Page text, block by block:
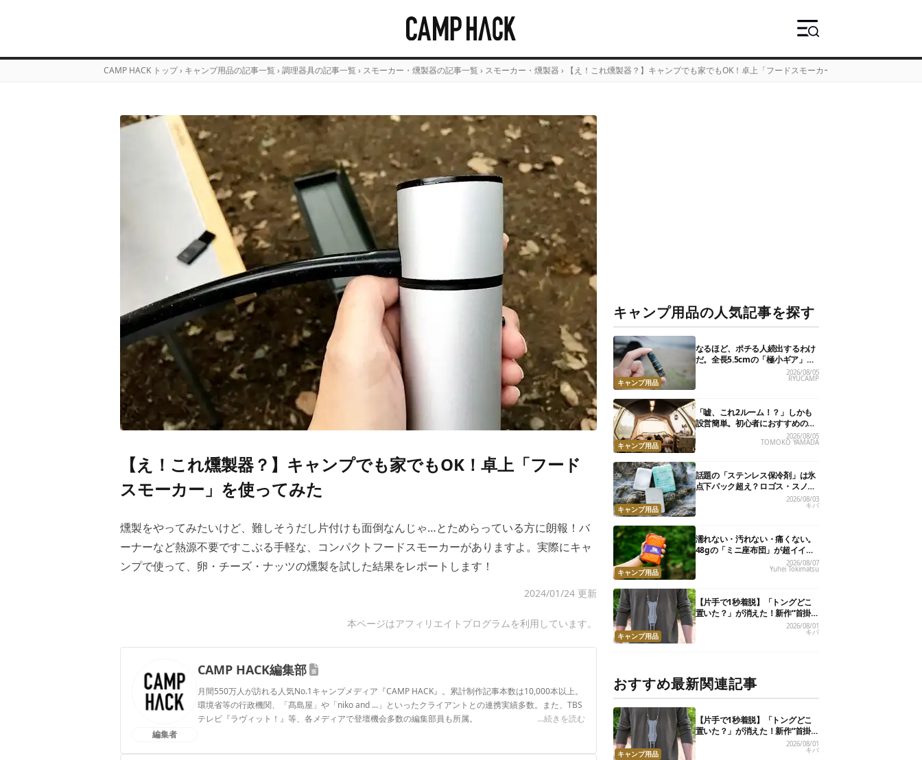
CAMP HACK トップ › キャンプ用品の記事一覧 › 調理器具の記事一覧 › スモーカー・燻製器の記事一覧 › スモーカー・燻製器 › 【え！これ燻製器？】キャンプでも家でもOK！卓上「フードスモーカー」を使ってみた
【え！これ燻製器？】キャンプでも家でもOK！卓上「フード
スモーカー」を使ってみた
燻製をやってみたいけど、難しそうだし片付けも面倒なんじゃ…とためらっている方に朗報！バ
ーナーなど熱源不要ですこぶる手軽な、コンパクトフードスモーカーがありますよ。実際にキャ
ンプで使って、卵・チーズ・ナッツの燻製を試した結果をレポートします！
2024/01/24 更新
本ページはアフィリエイトプログラムを利用しています。
編集者
CAMP HACK編集部
月間550万人が訪れる人気No.1キャンプメディア『CAMP HACK』。累計制作記事本数は10,000本以上。
環境省等の行政機関、「髙島屋」や「niko and ...」といったクライアントとの連携実績多数。また、TBS
テレビ『ラヴィット！』等、各メディアで登壇機会多数の編集部員も所属。
...続きを読む
キャンプ用品の人気記事を探す
キャンプ用品
なるほど、ポチる人続出するわけ
だ。全長5.5cmの「極小ギア」を
使って分かったほんとの魅力2026/08/05
RYUCAMP
キャンプ用品
「嘘、これ2ルーム！？」しかも
設営簡単。初心者におすすめの最
新“おしゃれ広々テント”7選2026/08/05
TOMOKO YAMADA
キャンプ用品
話題の「ステンレス保冷剤」は氷
点下パック超え？ロゴス・スノー
ピーク・爆売れノーブランド品を
比べてみた
2026/08/03
キバ
キャンプ用品
濡れない・汚れない・痛くない。
48gの「ミニ座布団」が超イイ具
合
2026/08/07
Yuhei Tokimatsu
キャンプ用品
【片手で1秒着脱】「トングどこ
置いた？」が消えた！新作“首掛
けトング”、男心くすぐるギミッ
2026/08/01
キバ
おすすめ最新関連記事
キャンプ用品
【片手で1秒着脱】「トングどこ
置いた？」が消えた！新作“首掛
けトング”、男心くすぐるギミッ
2026/08/01
キバ